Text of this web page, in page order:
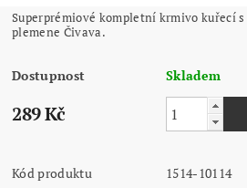
Superprémiové kompletní krmivo kuřecí
plemene Čivava.
Dostupnost Skladem
289 Kč
Kód produktu
1514-10114